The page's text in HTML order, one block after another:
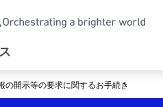
の開示等の要求に関するお手続き